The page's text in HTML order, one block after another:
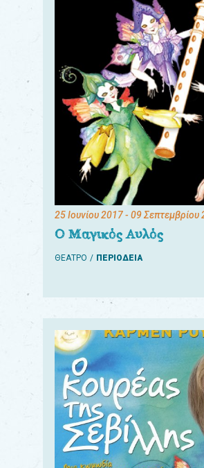
25 Ιουνίου 2017- 09 Σεπτεμβρίου
Ο Μαγικός Αυλός
ΘΕΑΤΡΟ ΠΕΡΙΟΔΕΙΑ